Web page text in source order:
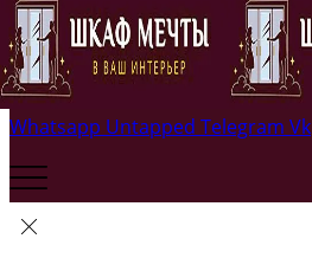
Whatsapp Untapped Telegram Vk